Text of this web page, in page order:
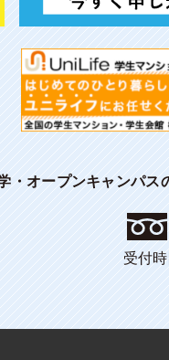
・オープンキャンパ
受付